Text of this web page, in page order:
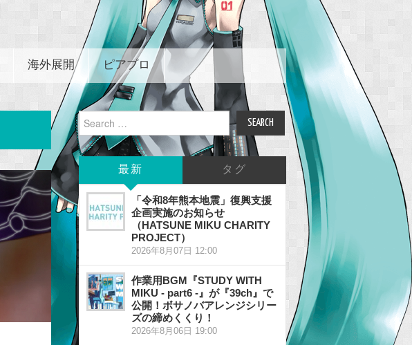
海外展開 ピアプロ
Search
for:
最新 タグ
「令和8年熊本地震」復興支援
企画実施のお知らせ
（HATSUNE MIKU CHARITY
PROJECT）
2026年8月07日 12:00
作業用BGM『STUDY WITH
MIKU - part6 -』が『39ch』で
公開！ボサノバアレンジシリー
ズの締めくくり！
2026年8月06日 19:00